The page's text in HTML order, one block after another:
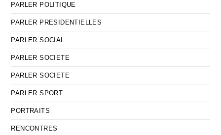
PARLER POLITIQUE
PARLER PRESIDENTIELLES
PARLER SOCIAL
PARLER SOCIETE
PARLER SOCIETE
PARLER SPORT
PORTRAITS
RENCONTRES